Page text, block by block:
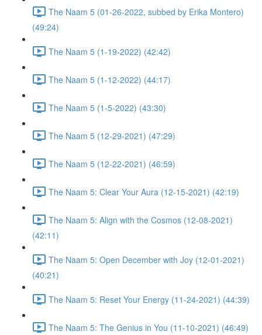
The Naam 5 (01-26-2022, subbed by Erika Montero)
(49:24)
The Naam 5 (1-19-2022) (42:42)
The Naam 5 (1-12-2022) (44:17)
The Naam 5 (1-5-2022) (43:30)
The Naam 5 (12-29-2021) (47:29)
The Naam 5 (12-22-2021) (46:59)
The Naam 5: Clear Your Aura (12-15-2021) (42:19)
The Naam 5: Align with the Cosmos (12-08-2021)
(42:11)
The Naam 5: Open December with Joy (12-01-2021)
(40:21)
The Naam 5: Reset Your Energy (11-24-2021) (44:39)
The Naam 5: The Genius in You (11-10-2021) (46:49)